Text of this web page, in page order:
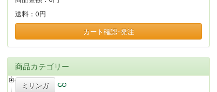
送料： 0円
カート確認･発注
商品カテゴリー
ミサンガ